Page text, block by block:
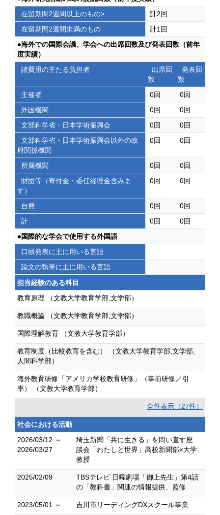
在留期間2週間以上のもの>
計2回
在留期間2週間未満のもの
計1回
●海外での国際会議、学会への出席回数及び発表回数（前年
度実績）
諸費用の主たる負担者
出席回
数
発表回
数
主催者
0回
0回
外国機関
0回
0回
文部科学省・日本学術振興会
0回
0回
文部科学省・日本学術振興会以外の政
府関係機関
0回 0回
所属機関 0回
0回
財団等（寄付金・委任経理金含みま
す）
0回 0回
自費 0回
0回
計
0回
0回
●国際的な学会で使用する外国語
口頭発表に主に用いる言語
論文の執筆に主に用いる言語
担当経験のある科目
教育原理 （文教大学教育学部,文学部）
教職概論 （文教大学教育学部,文学部）
国際理解教育 （文教大学教育学部）
教育制度（比較教育を含む） （文教大学教育学部,文学部,
人間科学部）
海外教育研修「アメリカ学校教育研修」（事前研修／引
率） （文教大学教育学部）
全件表示（27件）
社会における活動
2026/03/12 ～
2026/03/27
埼玉新聞「共に生きる」を問い直す座
談会「わたしと世界」高校新聞部×大学
教授
2025/02/09
TBSテレビ 日曜劇場「御上先生」第4話
の「教科書」関連の情報提供、監修
2023/05/01 ～ 吉川市リーディングDXスクール事業